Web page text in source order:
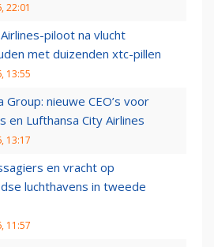
22:01
piloot na vlucht
met duizenden xtc-pillen
13:55
Group: nieuwe CEO’s voor
en Lufthansa City Airlines
13:17
en vracht op
luchthavens in tweede
11:57